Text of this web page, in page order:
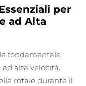
per
ad Alta
fondamentale
alta velocità.
rotaie durante il